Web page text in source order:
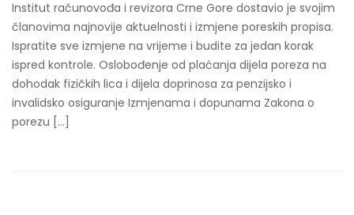
Institut računovođa i revizora Crne Gore dostavio je svojim
članovima najnovije aktuelnosti i izmjene poreskih propisa.
Ispratite sve izmjene na vrijeme i budite za jedan korak
ispred kontrole. Oslobođenje od plaćanja dijela poreza na
dohodak fizičkih lica i dijela doprinosa za penzijsko i
invalidsko osiguranje Izmjenama i dopunama Zakona o
porezu […]